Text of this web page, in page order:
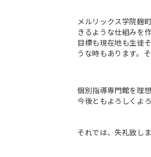
メルリックス学院麹
きるような仕組みを
目標も現在地も生徒
うな時もあります。
個別指導専門館を理
今後ともよろしくよ
それでは、失礼致しま